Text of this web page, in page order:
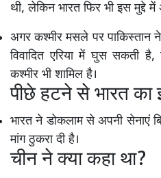
थी, लेकिन भारत फिर भी इस मुद्दे
अगर कश्मीर मसले पर पाकिस्तान
विवादित एरिया में घुस सकती
कश्मीर भी शामिल है।
पीछे हटने से भारत का
भारत ने डोकलाम से अपनी सेनाएं
मांग ठुकरा दी है।
चीन ने क्या कहा था?